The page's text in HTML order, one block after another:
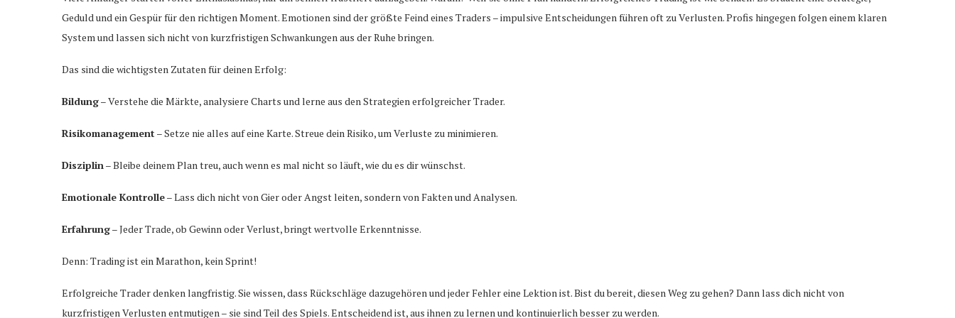
Geduld und ein Gespür für den richtigen Moment. Emotionen sind der größte Feind eines Traders – impulsive Entscheidungen führen oft zu Verlusten. Profis hingegen folgen einem klaren
System und lassen sich nicht von kurzfristigen Schwankungen aus der Ruhe bringen.
Das sind die wichtigsten Zutaten für deinen Erfolg:
Bildung– Verstehe die Märkte, analysiere Charts und lerne aus den Strategien erfolgreicher Trader.
Risikomanagement – Setze nie alles auf eine Karte. Streue dein Risiko, um Verluste zu minimieren.
Disziplin – Bleibe deinem Plan treu, auch wenn es mal nicht so läuft, wie du es dir wünschst.
Emotionale Kontrolle– Lass dich nicht von Gier oder Angst leiten, sondern von Fakten und Analysen.
Erfahrung– Jeder Trade, ob Gewinn oder Verlust, bringt wertvolle Erkenntnisse.
Denn: Trading ist ein Marathon, kein Sprint!
Erfolgreiche Trader denken langfristig. Sie wissen, dass Rückschläge dazugehören und jeder Fehler eine Lektion ist. Bist du bereit, diesen Weg zu gehen? Dann lass dich nicht von
kurzfristigen Verlusten entmutigen – sie sind Teil des Spiels. Entscheidend ist, aus ihnen zu lernen und kontinuierlich besser zu werden.